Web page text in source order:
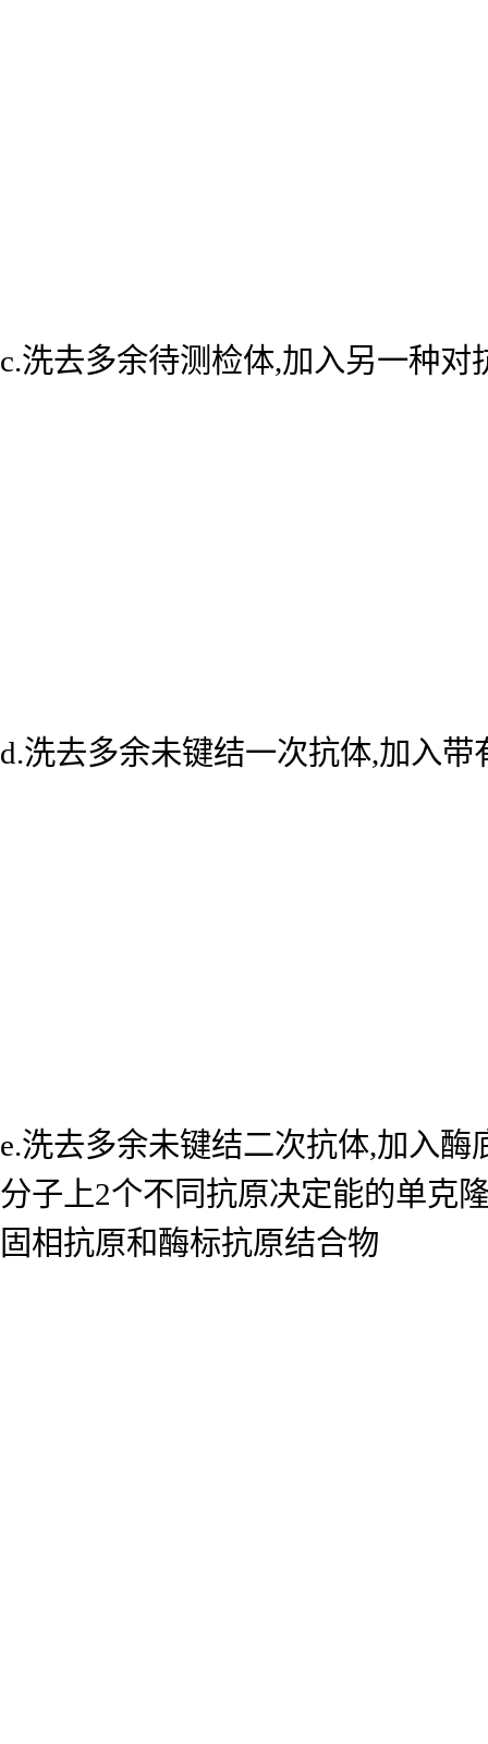
c.洗去多余待测检体,加入另一种
d.洗去多余未键结一次抗体,加入
e.洗去多余未键结二次抗体,加入
分子上2个不同抗原决定能的单克
固相抗原和酶标抗原结合物